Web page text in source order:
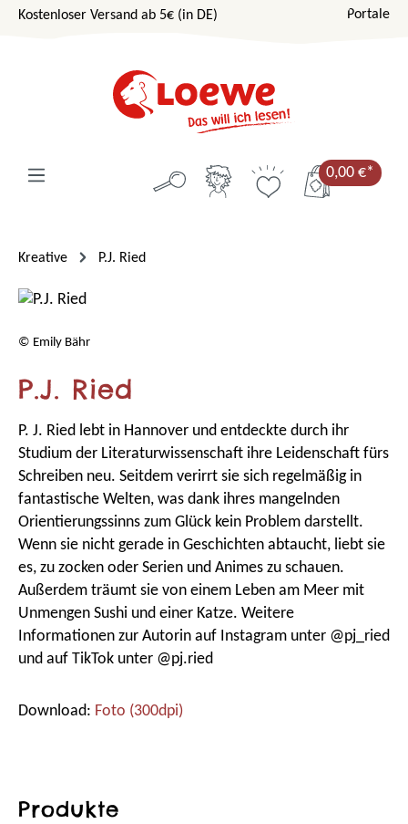
Zum Hauptinhalt springen
Kostenloser Versand ab 5€ (in DE) Portale
0,00 €*
Kreative P.J. Ried
© Emily Bähr
P.J. Ried
P. J. Ried lebt in Hannover und entdeckte durch ihr
Studium der Literaturwissenschaft ihre Leidenschaft fürs
Schreiben neu. Seitdem verirrt sie sich regelmäßig in
fantastische Welten, was dank ihres mangelnden
Orientierungssinns zum Glück kein Problem darstellt.
Wenn sie nicht gerade in Geschichten abtaucht, liebt sie
es, zu zocken oder Serien und Animes zu schauen.
Außerdem träumt sie von einem Leben am Meer mit
Unmengen Sushi und einer Katze. Weitere
Informationen zur Autorin auf Instagram unter @pj_ried
und auf TikTok unter @pj.ried
Download: Foto (300dpi)
Produkte